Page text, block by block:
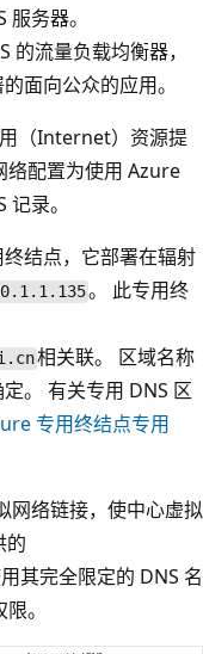
务器。
的流量负载均衡器，
面向公众的应用。
（Internet）资源提
络配置为使用 Azure
记录。
结点，它部署在辐射
。 此专用终
相关联。 区域名称
。 有关专用 DNS 区
专用终结点专用
网络链接，使中心虚拟
的
其完全限定的 DNS 名
。